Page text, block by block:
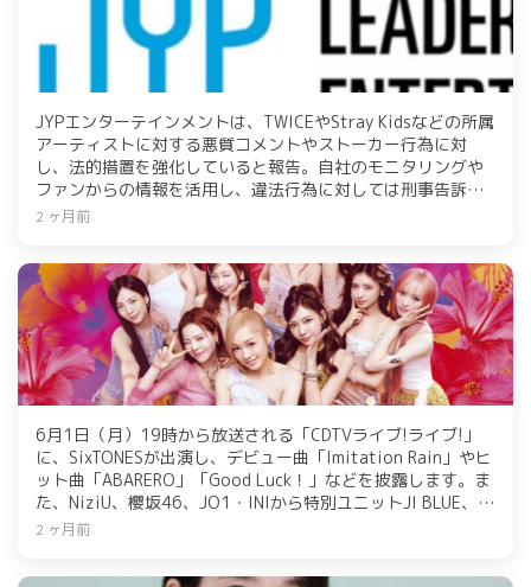
JYPエンターテインメントは、TWICEやStray Kidsなどの所属
アーティストに対する悪質コメントやストーカー行為に対
し、法的措置を強化していると報告。自社のモニタリングや
ファンからの情報を活用し、違法行為に対しては刑事告訴や
民事請求を行い、海外の投稿者にも対応。アーティストの安
2 ヶ月前
6月1日（月）19時から放送される「CDTVライブ!ライブ!」
に、SixTONESが出演し、デビュー曲「Imitation Rain」やヒ
ット曲「ABARERO」「Good Luck！」などを披露します。ま
た、NiziU、櫻坂46、JO1・INIから特別ユニットJI BLUE、
Girls2、Aぇ! group、AI、CUTIE STREETなども参加し、多
2 ヶ月前